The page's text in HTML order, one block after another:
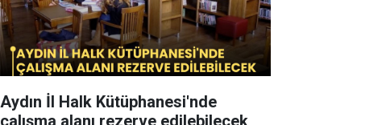
Aydın İl Halk Kütüphanesi'nde
çalışma alanı rezerve edilebilecek